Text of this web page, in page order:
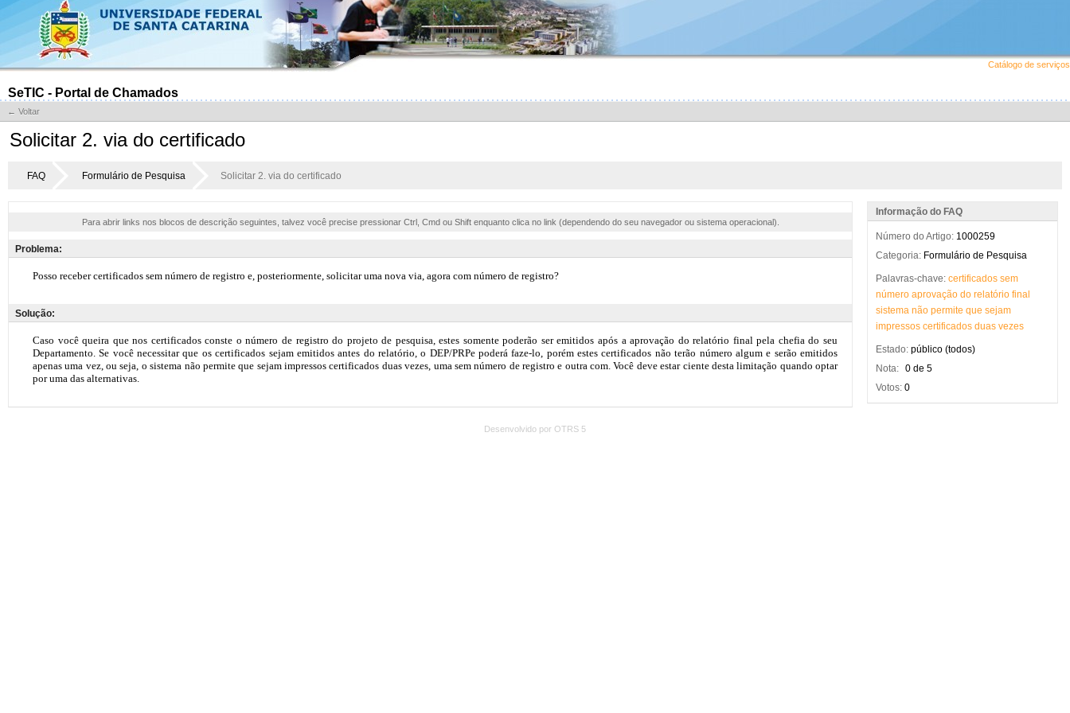
Catálogo de serviços
SeTIC - Portal de Chamados
← Voltar
Solicitar 2. via do certificado
FAQ Formulário de Pesquisa Solicitar 2. via do certificado
Para abrir links nos blocos de descrição seguintes, talvez você precise pressionar Ctrl, Cmd ou Shift enquanto clica no link (dependendo do seu navegador ou sistema operacional).
Problema:
Solução:
Informação do FAQ
Número do Artigo: 1000259
Categoria: Formulário de Pesquisa
Palavras-chave: certificados sem
número aprovação do relatório final
sistema não permite que sejam
impressos certificados duas vezes
Estado: público (todos)
Nota: 0 de 5
Votos: 0
Desenvolvido por OTRS 5